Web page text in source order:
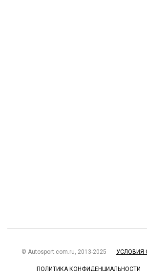
© Autosport.com.ru, 2013-2025 УСЛОВИЯ
ПОЛИТИКА КОНФИДЕНЦИАЛЬНОСТИ